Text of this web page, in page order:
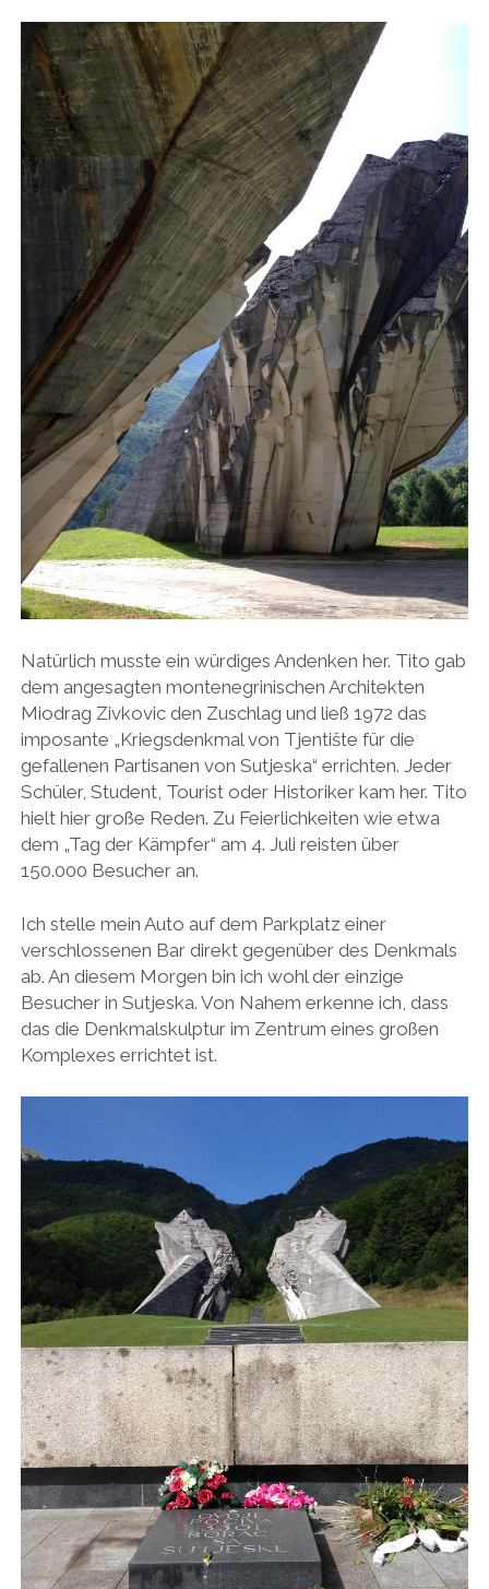
Natürlich musste ein würdiges Andenken her. Tito gab
dem angesagten montenegrinischen Architekten
Miodrag Zivkovic den Zuschlag und ließ 1972 das
imposante „Kriegsdenkmal von Tjentište für die
gefallenen Partisanen von Sutjeska“ errichten. Jeder
Schüler, Student, Tourist oder Historiker kam her. Tito
hielt hier große Reden. Zu Feierlichkeiten wie etwa
dem „Tag der Kämpfer“ am 4. Juli reisten über
150.000 Besucher an.
Ich stelle mein Auto auf dem Parkplatz einer
verschlossenen Bar direkt gegenüber des Denkmals
ab. An diesem Morgen bin ich wohl der einzige
Besucher in Sutjeska. Von Nahem erkenne ich, dass
das die Denkmalskulptur im Zentrum eines großen
Komplexes errichtet ist.